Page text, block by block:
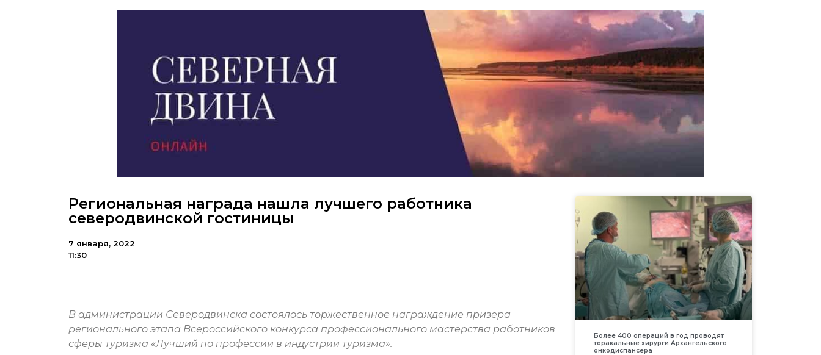
Региональная награда нашла лучшего работника
северодвинской гостиницы
7 января, 2022
11:30
В администрации Северодвинска состоялось торжественное награждение призера
регионального этапа Всероссийского конкурса профессионального мастерства работников
сферы туризма «Лучший по профессии в индустрии туризма».
Более 400 операций в год проводят
торакальные хирурги Архангельского
онкодиспансера